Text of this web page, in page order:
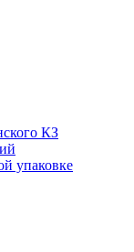
КЗ
упаковке